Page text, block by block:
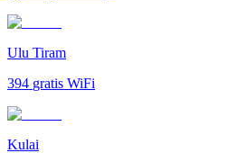
Ulu Tiram
394 gratis WiFi
Kulai